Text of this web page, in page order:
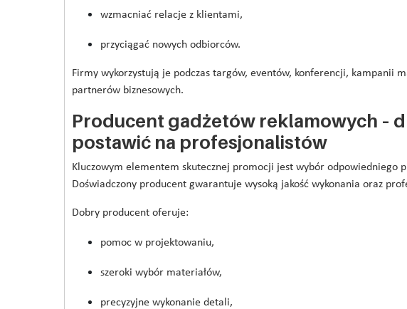
wzmacniać relacje z klientami,
przyciągać nowych odbiorców.
Firmy wykorzystują je podczas targów, eventów, konferencji, kampanii
partnerów biznesowych.
Producent gadżetów reklamowych –
postawić na profesjonalistów
Kluczowym elementem skutecznej promocji jest wybór odpowiedniego
Doświadczony producent gwarantuje wysoką jakość wykonania oraz
Dobry producent oferuje:
pomoc w projektowaniu,
szeroki wybór materiałów,
precyzyjne wykonanie detali,